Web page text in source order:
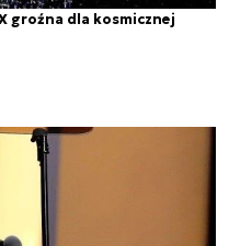
groźna dla kosmicznej